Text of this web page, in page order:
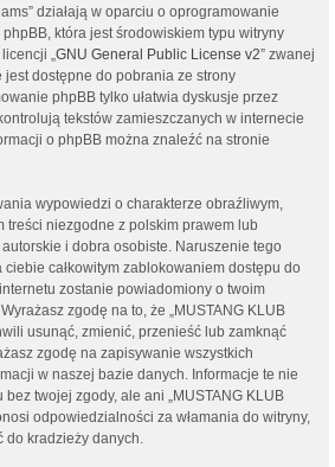
działają w oparciu o oprogramowanie
która jest środowiskiem typu witryny
„GNU General Public License v2” zwanej
jest dostępne do pobrania ze strony
phpBB tylko ułatwia dyskusje przez
tekstów zamieszczanych w internecie
o phpBB można znaleźć na stronie
wypowiedzi o charakterze obraźliwym,
treści niezgodne z polskim prawem lub
i dobra osobiste. Naruszenie tego
całkowitym zablokowaniem dostępu do
zostanie powiadomiony o twoim
zgodę na to, że „MUSTANG KLUB
usunąć, zmienić, przenieść lub zamknąć
zgodę na zapisywanie wszystkich
w naszej bazie danych. Informacje te nie
twojej zgody, ale ani „MUSTANG KLUB
odpowiedzialności za włamania do witryny,
do kradzieży danych.